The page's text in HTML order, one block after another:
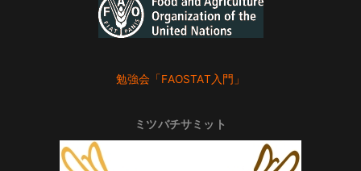
勉強会「FAOSTAT入門」
ミツバチサミット